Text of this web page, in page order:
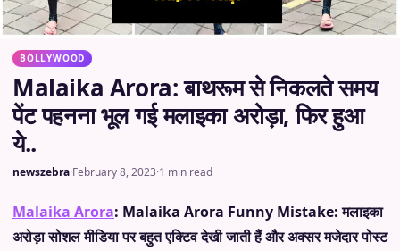
BOLLYWOOD
Malaika Arora: बाथरूम से निकलते समय
पेंट पहनना भूल गई मलाइका अरोड़ा, फिर हुआ
ये..
newszebra·February 8, 2023·1 min read
Malaika Arora: Malaika Arora Funny Mistake:मलाइका
अरोड़ा सोशल मीडिया पर बहुत एक्टिव देखी जाती हैं और अक्सर मजेदार पोस्ट